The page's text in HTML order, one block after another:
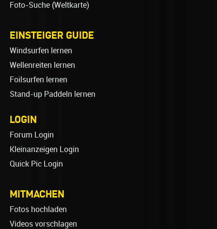
Foto-Suche (Weltkarte)
EINSTEIGER GUIDE
Windsurfen lernen
Wellenreiten lernen
Foilsurfen lernen
Stand-up Paddeln lernen
LOGIN
Forum Login
Kleinanzeigen Login
Quick Pic Login
MITMACHEN
Fotos hochladen
Videos vorschlagen